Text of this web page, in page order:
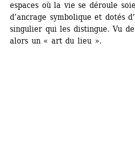
espaces où la vie se déroule
d’ancrage symbolique et dotés
singulier qui les distingue. Vu
alors un « art du lieu ».